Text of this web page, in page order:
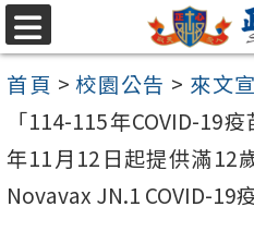
跳至主要內容區
選
單
首頁 >校園公告 > 來文
「114-115年COVID-19
年11月12日起提供滿12
Novavax JN.1 COVID-19